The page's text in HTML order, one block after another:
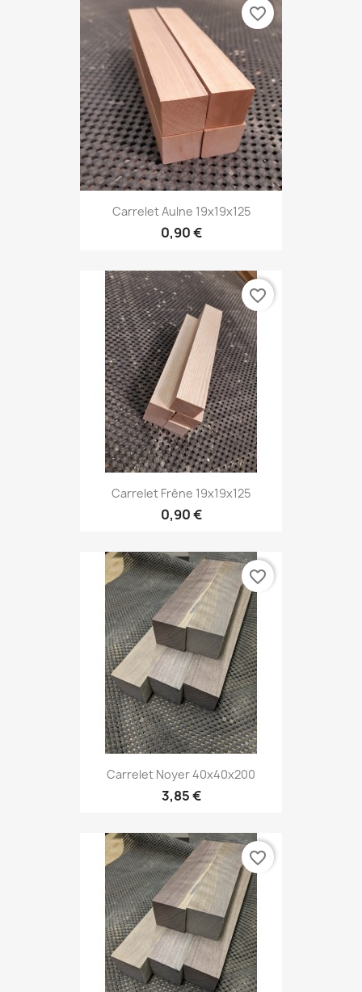
Carrelet Aulne 19x19x125
0,90 €
favorite_border
Carrelet Frêne 19x19x125
0,90 €
favorite_border
Carrelet Noyer 40x40x200
3,85 €
favorite_border
favorite_border